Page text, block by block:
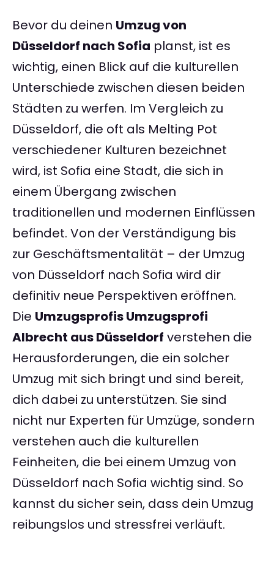
Bevor du deinen Umzug von
Düsseldorf nach Sofia planst, ist es
wichtig, einen Blick auf die kulturellen
Unterschiede zwischen diesen beiden
Städten zu werfen. Im Vergleich zu
Düsseldorf, die oft als Melting Pot
verschiedener Kulturen bezeichnet
wird, ist Sofia eine Stadt, die sich in
einem Übergang zwischen
traditionellen und modernen Einflüssen
befindet. Von der Verständigung bis
zur Geschäftsmentalität – der Umzug
von Düsseldorf nach Sofia wird dir
definitiv neue Perspektiven eröffnen.
Die Umzugsprofis Umzugsprofi
Albrecht aus Düsseldorf verstehen die
Herausforderungen, die ein solcher
Umzug mit sich bringt und sind bereit,
dich dabei zu unterstützen. Sie sind
nicht nur Experten für Umzüge, sondern
verstehen auch die kulturellen
Feinheiten, die bei einem Umzug von
Düsseldorf nach Sofia wichtig sind. So
kannst du sicher sein, dass dein Umzug
reibungslos und stressfrei verläuft.